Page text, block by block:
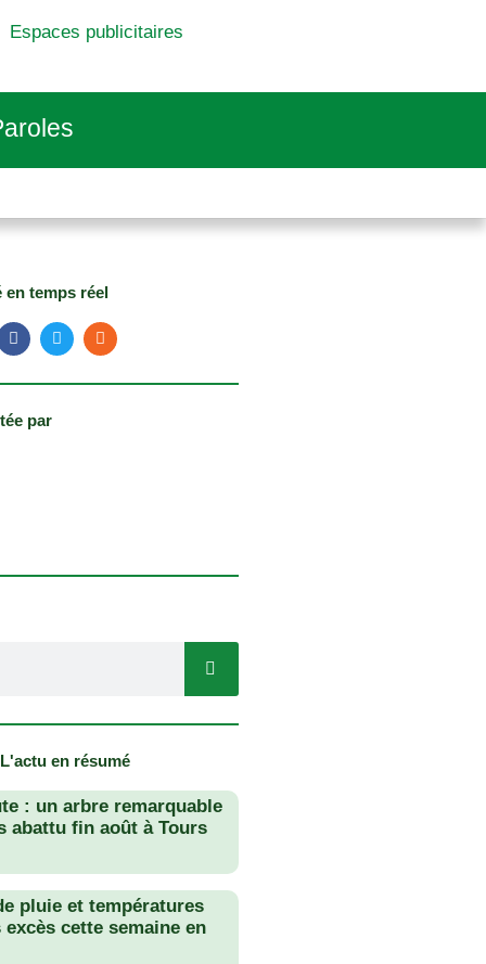
Espaces publicitaires
en temps réel
par
en résumé
: un arbre remarquable
abattu fin août à Tours
pluie et températures
cette semaine en